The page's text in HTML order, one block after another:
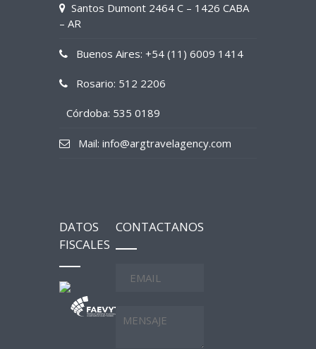
Santos Dumont 2464 C – 1426 CABA
– AR
Buenos Aires: +54 (11) 6009 1414
Rosario: 512 2206
Córdoba: 535 0189
Mail: info@argtravelagency.com
DATOS
FISCALES
CONTACTANOS